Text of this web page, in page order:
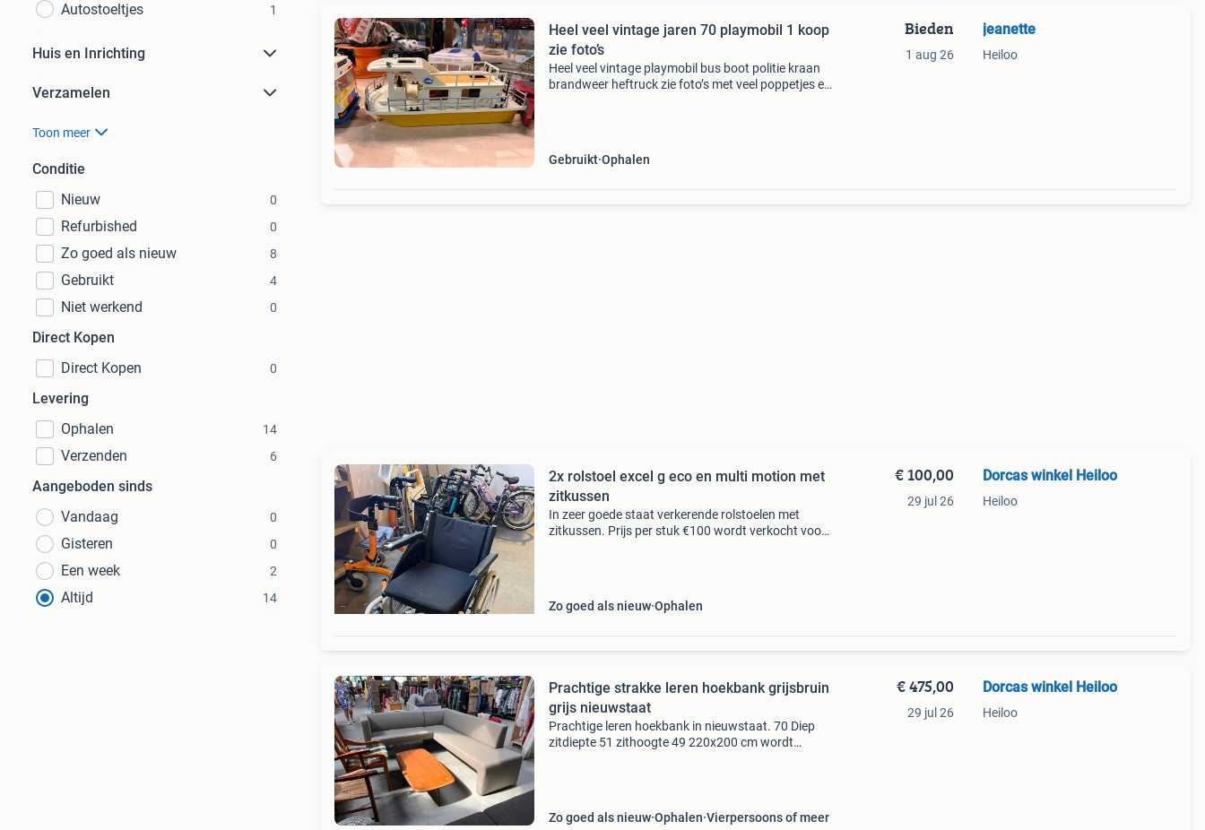
Autostoeltjes 1
Huis en Inrichting
Verzamelen
Toon meer
Conditie
Nieuw
0
Refurbished 0
Zo goed als nieuw 8
Gebruikt 4
Niet werkend 0
Direct Kopen
Direct Kopen
0
Levering
Ophalen
14
Verzenden 6
Aangeboden sinds
Vandaag
0
Gisteren 0
Een week 2
Altijd 14
Heel veel vintage jaren 70 playmobil 1 koop
zie foto’s
Heel veel vintage playmobil bus boot politie kraan
brandweer heftruck zie foto’s met veel poppetjes en
Gebruikt Ophalen
Bieden
1 aug 26
jeanette
Heiloo
2x rolstoel excel g eco en multi motion met
zitkussen
In zeer goede staat verkerende rolstoelen met
zitkussen. Prijs per stuk €100 wordt verkocht voor
Zo goed als nieuw Ophalen
€ 100,00
29 jul 26
Dorcas winkel Heiloo
Heiloo
Prachtige strakke leren hoekbank grijsbruin
grijs nieuwstaat
Prachtige leren hoekbank in nieuwstaat. 70 Diep
zitdiepte 51 zithoogte 49 220x200 cm wordt
Zo goed als nieuw Ophalen Vierpersoons of meer
€ 475,00
29 jul 26
Dorcas winkel Heiloo
Heiloo